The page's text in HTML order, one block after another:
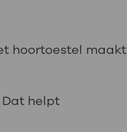
hoortoestel maakt
Dat helpt